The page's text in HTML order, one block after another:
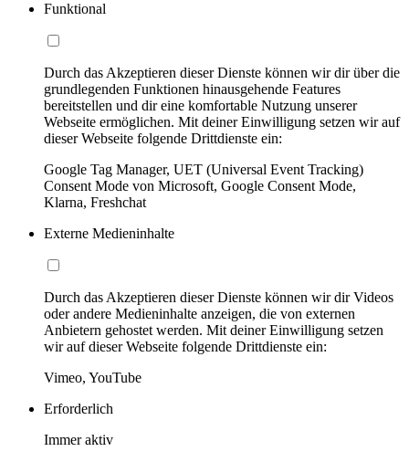
Funktional
Durch das Akzeptieren dieser Dienste können wir dir über die
grundlegenden Funktionen hinausgehende Features
bereitstellen und dir eine komfortable Nutzung unserer
Webseite ermöglichen. Mit deiner Einwilligung setzen wir auf
dieser Webseite folgende Drittdienste ein:
Google Tag Manager, UET (Universal Event Tracking)
Consent Mode von Microsoft, Google Consent Mode,
Klarna, Freshchat
Externe Medieninhalte
Durch das Akzeptieren dieser Dienste können wir dir Videos
oder andere Medieninhalte anzeigen, die von externen
Anbietern gehostet werden. Mit deiner Einwilligung setzen
wir auf dieser Webseite folgende Drittdienste ein:
Vimeo, YouTube
Erforderlich
Immer aktiv